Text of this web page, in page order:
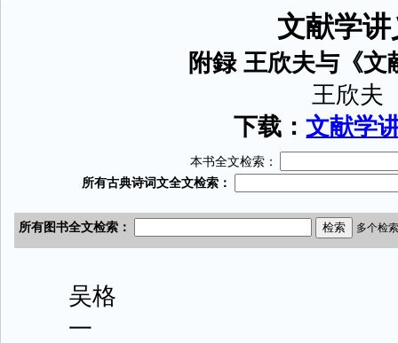
文献学讲
附録 王欣夫与《文
王欣夫
下载：文献学
本书全文检索：
吴格
一